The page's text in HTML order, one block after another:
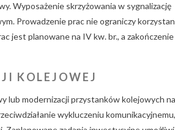
Wyposażenie skrzyżowania w sygnalizację
Prowadzenie prac nie ograniczy
jest planowane na IV kw. br., a zakończenie
KOLEJOWEJ
lub modernizacji przystanków kolejowych na
wykluczeniu komunikacyjnemu,